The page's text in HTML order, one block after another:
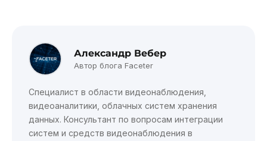
Александр Вебер
Автор блога Faceter
Специалист в области видеонаблюдения,
видеоаналитики, облачных систем хранения
данных. Консультант по вопросам интеграции
систем и средств видеонаблюдения в